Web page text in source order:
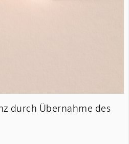
durch Übernahme des